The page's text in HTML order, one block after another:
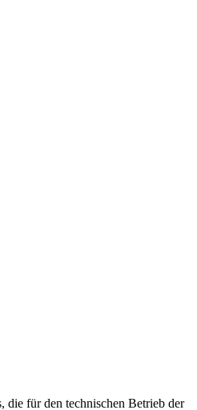
die für den technischen Betrieb der